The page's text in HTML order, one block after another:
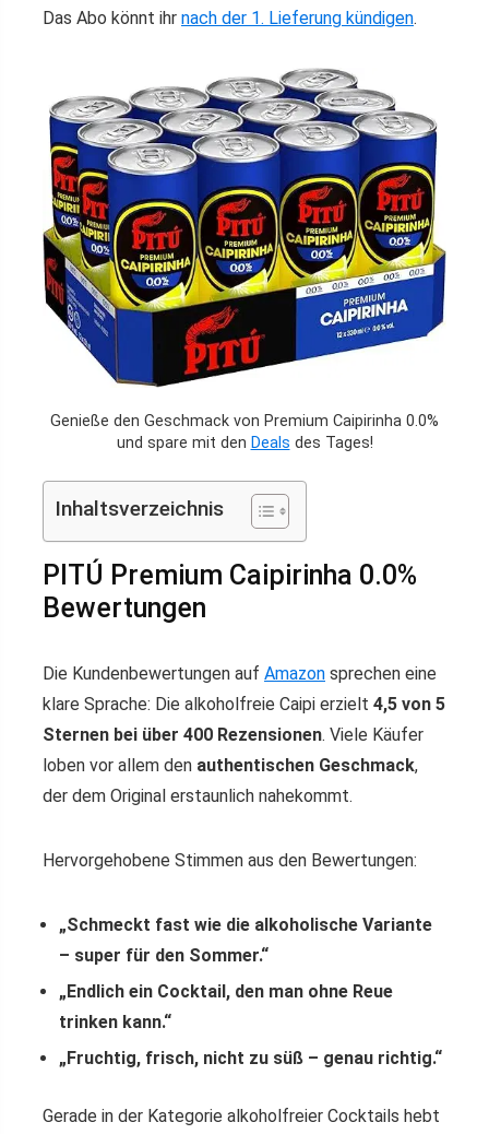
Das Abo könnt ihr nach der 1. Lieferung kündigen.
Genieße den Geschmack von Premium Caipirinha 0.0%
und spare mit den Deals des Tages!
Inhaltsverzeichnis
PITÚ Premium Caipirinha 0.0%
Bewertungen
Die Kundenbewertungen auf Amazon sprechen eine
klare Sprache: Die alkoholfreie Caipi erzielt 4,5 von 5
Sternen bei über 400 Rezensionen. Viele Käufer
loben vor allem den authentischen Geschmack,
der dem Original erstaunlich nahekommt.
Hervorgehobene Stimmen aus den Bewertungen:
„Schmeckt fast wie die alkoholische Variante
– super für den Sommer.“
„Endlich ein Cocktail, den man ohne Reue
trinken kann.“
„Fruchtig, frisch, nicht zu süß – genau richtig.“
Gerade in der Kategorie alkoholfreier Cocktails hebt